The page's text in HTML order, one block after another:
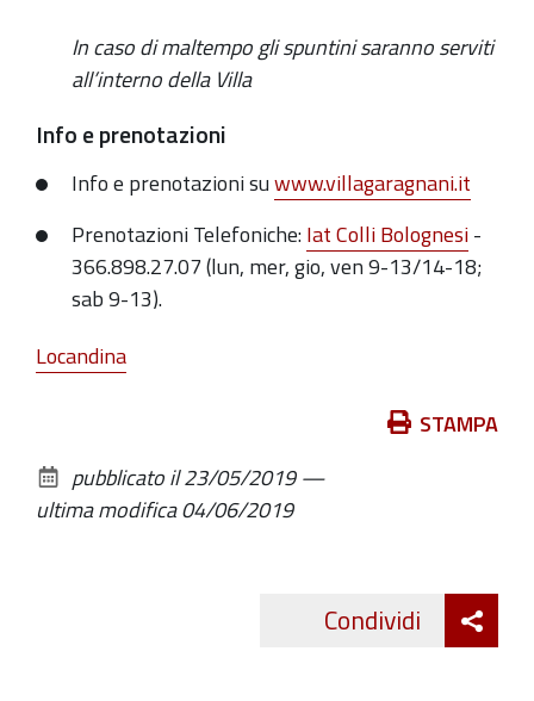
In caso di maltempo gli spuntini saranno serviti
all’interno della Villa
Info e prenotazioni
Info e prenotazioni suwww.villagaragnani.it
Prenotazioni Telefoniche:Iat Colli Bolognesi-
366.898.27.07 (lun, mer, gio, ven 9-13/14-18;
sab 9-13).
Locandina
documento
STAMPA
pubblicato il23/05/2019—
ultima modifica04/06/2019
Condividi